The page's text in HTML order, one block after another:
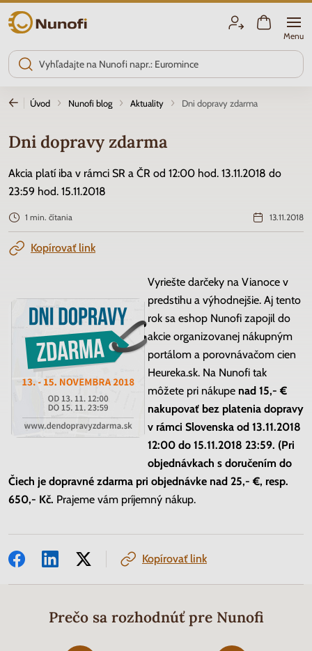
Nunofi.sk
Menu
Úvod Nunofi blog Aktuality Dni dopravy zdarma
Dni dopravy zdarma
Akcia platí iba v rámci SR a ČR od 12:00 hod. 13.11.2018 do
23:59 hod. 15.11.2018
1 min. čítania 13.11.2018
Kopírovať link
Vyriešte darčeky na Vianoce v
predstihu a výhodnejšie. Aj tento
rok sa eshop Nunofi zapojil do
akcie organizovanej nákupným
portálom a porovnávačom cien
Heureka.sk. Na Nunofi tak
môžete pri nákupe nad 15,- €
nakupovať bez platenia dopravy
v rámci Slovenska od 13.11.2018
12:00 do 15.11.2018 23:59. (Pri
objednávkach s doručením do
Čiech je dopravné zdarma pri objednávke nad 25,- €, resp.
650,- Kč. Prajeme vám príjemný nákup.
Kopírovať link
Prečo sa rozhodnúť pre Nunofi